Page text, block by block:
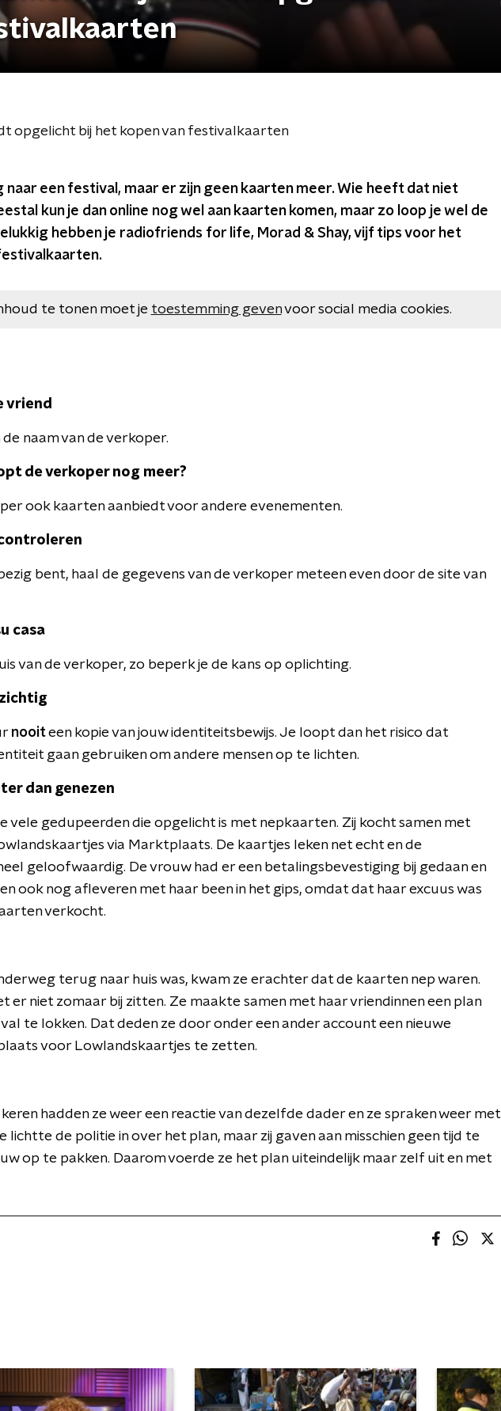
opgelicht bij het kopen van festivalkaarten
naar een festival, maar er zijn geen kaarten meer. Wie heeft dat niet
kun je dan online nog wel aan kaarten komen, maar zo loop je wel de
hebben je radiofriends for life, Morad & Shay, vijf tips voor het
te tonen moet je toestemming gevenvoor social media cookies.
vriend
naam van de verkoper.
de verkoper nog meer?
ook kaarten aanbiedt voor andere evenementen.
bent, haal de gegevens van de verkoper meteen even door de site van
casa
van de verkoper, zo beperk je de kans op oplichting.
nooiteen kopie van jouw identiteitsbewijs. Je loopt dan het risico dat
gaan gebruiken om andere mensen op te lichten.
dan genezen
vele gedupeerden die opgelicht is met nepkaarten. Zij kocht samen met
via Marktplaats. De kaartjes leken net echt en de
geloofwaardig. De vrouw had er een betalingsbevestiging bij gedaan en
ook nog afleveren met haar been in het gips, omdat dat haar excuus was
verkocht.
terug naar huis was, kwam ze erachter dat de kaarten nep waren.
er niet zomaar bij zitten. Ze maakte samen met haar vriendinnen een plan
te lokken. Dat deden ze door onder een ander account een nieuwe
voor Lowlandskaartjes te zetten.
hadden ze weer een reactie van dezelfde dader en ze spraken weer met
lichtte de politie in over het plan, maar zij gaven aan misschien geen tijd te
op te pakken. Daarom voerde ze het plan uiteindelijk maar zelf uit en met